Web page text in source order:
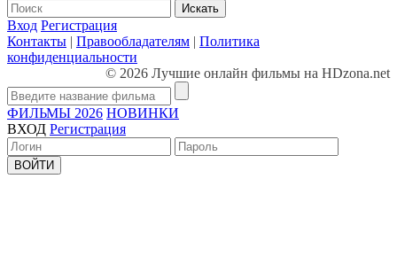
Искать
Вход Регистрация
Контакты | Правообладателям | Политика
конфиденциальности
© 2026 Лучшие онлайн фильмы на HDzona.net
ФИЛЬМЫ 2026 НОВИНКИ
ВХОД Регистрация